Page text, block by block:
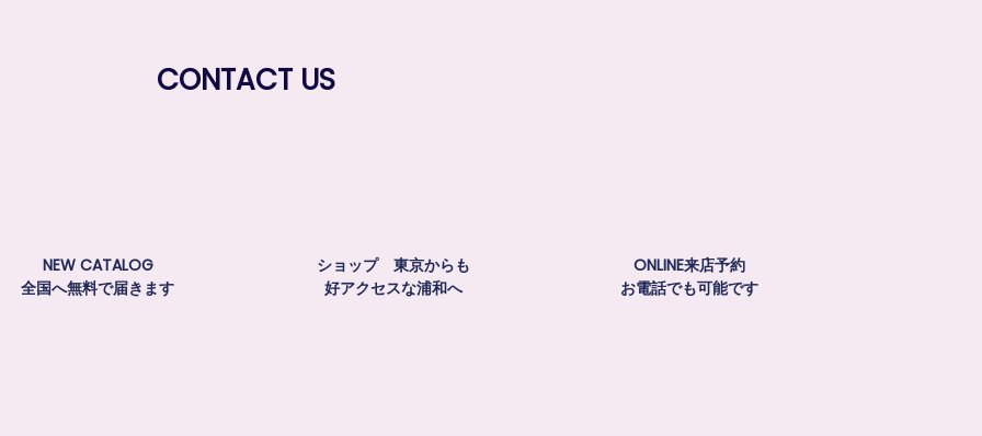
CONTACT US
NEW CATALOG
全国へ無料で届きます
ショップ 東京からも
好アクセスな浦和へ
ONLINE来店予約
お電話でも可能です